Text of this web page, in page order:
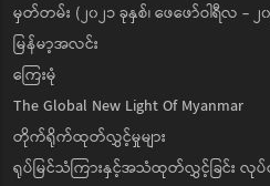
မှတ်တမ်း (၂၀၂၁ ခုနှစ်၊ ဖေဖော်ဝါရီလ -
မြန်မာ့အလင်း
ကြေးမုံ
The Global New Light Of Myanmar
တိုက်ရိုက်ထုတ်လွှင့်မှုများ
ရုပ်မြင်သံကြားနှင့်အသံထုတ်လွှင့်ခြင်း လု